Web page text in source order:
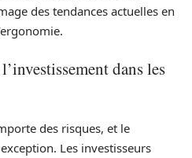
des tendances actuelles en
dans les
des risques, et le
Les investisseurs